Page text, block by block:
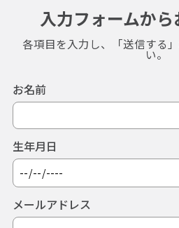
入力フォームか
各項目を入力し、「送信する
い。
お名前
生年月日
メールアドレス